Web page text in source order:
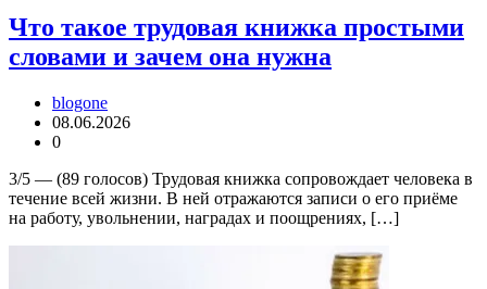
Что такое трудовая книжка простыми
словами и зачем она нужна
blogone
08.06.2026
0
3/5 — (89 голосов) Трудовая книжка сопровождает человека в
течение всей жизни. В ней отражаются записи о его приёме
на работу, увольнении, наградах и поощрениях, […]